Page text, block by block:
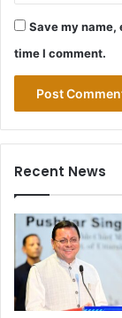
Save my name,
time I comment.
Recent News